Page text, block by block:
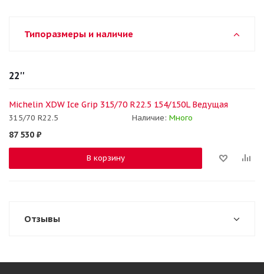
Типоразмеры и наличие
22''
Michelin XDW Ice Grip 315/70 R22.5 154/150L Ведущая
315/70 R22.5 Наличие: Много
87 530 ₽
В корзину
Отзывы